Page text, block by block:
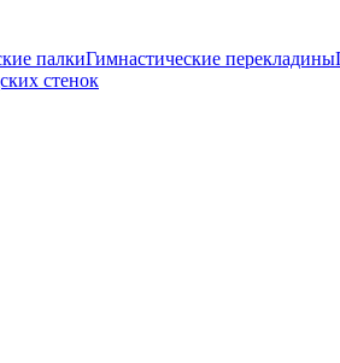
палкиГимнастические перекладины
стенок